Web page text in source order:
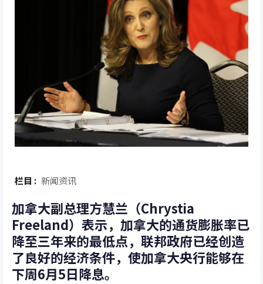
栏目 : 新闻资讯
加拿大副总理方慧兰（Chrystia
Freeland）表示，加拿大的通货膨胀率已
降至三年来的最低点，联邦政府已经创造
了良好的经济条件，使加拿大央行能够在
下周6月5日降息。